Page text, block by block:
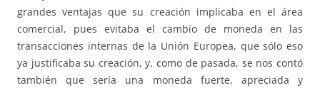
grandes ventajas que su creación implicaba en el área
comercial, pues evitaba el cambio de moneda en las
transacciones internas de la Unión Europea, que sólo eso
ya justificaba su creación, y, como de pasada, se nos contó
también que sería una moneda fuerte, apreciada y